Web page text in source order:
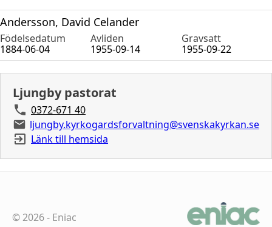
Andersson, David Celander
Födelsedatum Avliden
Gravsatt
1884-06-04
1955-09-14 1955-09-22
Ljungby pastorat
0372-671 40
ljungby.kyrkogardsforvaltning@svenskakyrkan.se
Länk till hemsida
©2026- Eniac